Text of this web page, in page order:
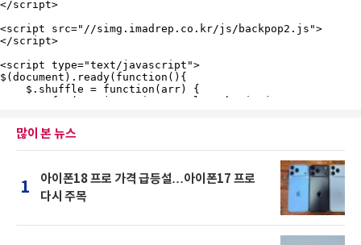
많이 본 뉴스
1
아이폰18 프로 가격 급등설…아이폰17 프로
다시 주목